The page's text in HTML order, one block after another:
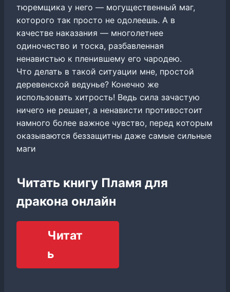
тюремщика у него — могущественный маг,
которого так просто не одолеешь. А в
качестве наказания — многолетнее
одиночество и тоска, разбавленная
ненавистью к пленившему его чародею.
Что делать в такой ситуации мне, простой
деревенской ведунье? Конечно же
использовать хитрость! Ведь сила зачастую
ничего не решает, а ненависти противостоит
намного более важное чувство, перед которым
оказываются беззащитны даже самые сильные
маги
Читать книгу Пламя для
дракона онлайн
Читат
ь